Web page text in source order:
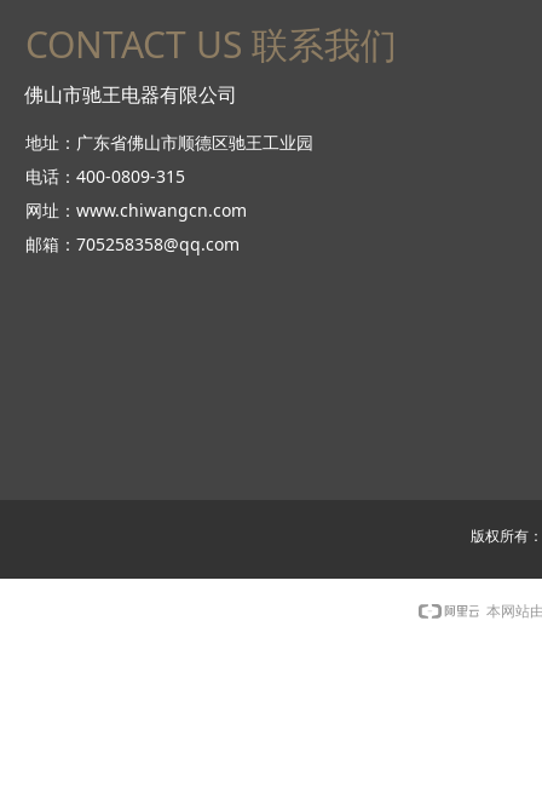
CONTACT US 联系我们
地址：广东省佛山市顺德区驰王工业园
电话：400-0809-315
网址：www.chiwangcn.com
邮箱：705258358@qq.com
佛山市驰王电器有限公司
版权所有
本网站